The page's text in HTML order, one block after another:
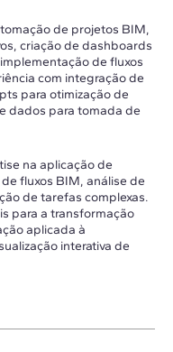
de projetos BIM,
criação de dashboards
de fluxos
com integração de
para otimização de
dados para tomada de
na aplicação de
fluxos BIM, análise de
de tarefas complexas.
para a transformação
aplicada à
interativa de